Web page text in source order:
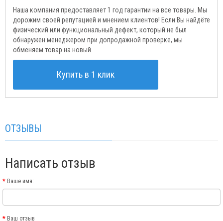
Наша компания предоставляет 1 год гарантии на все товары. Мы
дорожим своей репутацией и мнением клиентов! Если Вы найдёте
физический или функциональный дефект, который не был
обнаружен менеджером при допродажной проверке, мы
обменяем товар на новый.
Купить в 1 клик
ОТЗЫВЫ
Написать отзыв
Ваше имя:
Ваш отзыв